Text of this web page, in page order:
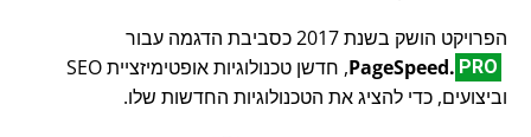
הפרויקט הושק בשנת 2017 כסביבת הדגמה עבור
PageSpeed. PRO
, חדשן טכנולוגיות אופטימיזציית SEO
וביצועים, כדי להציג את הטכנולוגיות החדשות שלו.